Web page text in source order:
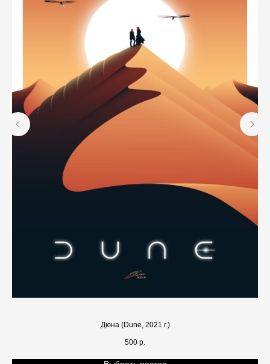
Дюна (Dune, 2021 г.)
500 р.